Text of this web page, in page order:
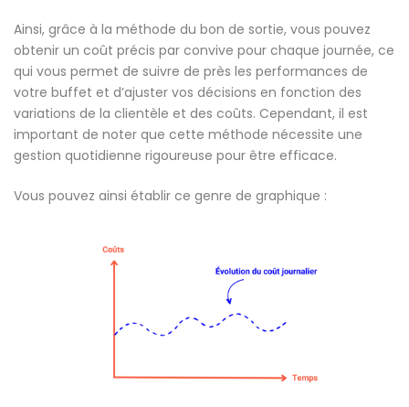
Ainsi, grâce à la méthode du bon de sortie, vous pouvez
obtenir un coût précis par convive pour chaque journée, ce
qui vous permet de suivre de près les performances de
votre buffet et d’ajuster vos décisions en fonction des
variations de la clientèle et des coûts. Cependant, il est
important de noter que cette méthode nécessite une
gestion quotidienne rigoureuse pour être efficace.
Vous pouvez ainsi établir ce genre de graphique :